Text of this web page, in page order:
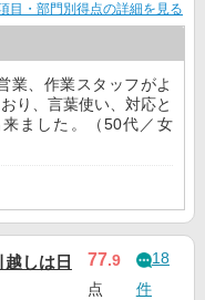
目・部門別得点の詳細を見る
業、作業スタッフがよ
り、言葉使い、対応と
ました。（50代／女
しは日
77.9
点
18
件